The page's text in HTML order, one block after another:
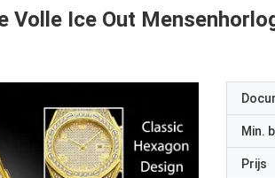
Volle Ice Out
Min.
Prijs